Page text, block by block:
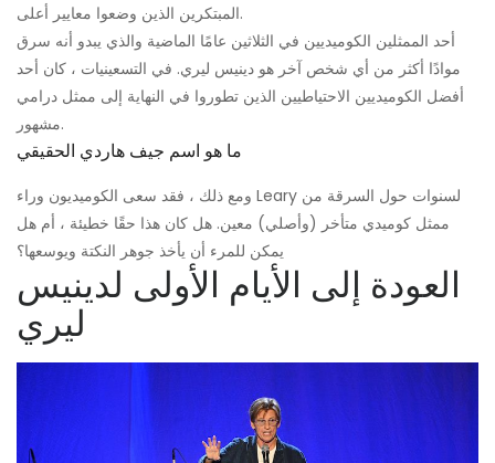
المبتكرين الذين وضعوا معايير أعلى.
أحد الممثلين الكوميديين في الثلاثين عامًا الماضية والذي يبدو أنه سرق
موادًا أكثر من أي شخص آخر هو دينيس ليري. في التسعينيات ، كان أحد
أفضل الكوميديين الاحتياطيين الذين تطوروا في النهاية إلى ممثل درامي
مشهور.
ما هو اسم جيف هاردي الحقيقي
ومع ذلك ، فقد سعى الكوميديون وراء Leary لسنوات حول السرقة من
ممثل كوميدي متأخر (وأصلي) معين. هل كان هذا حقًا خطيئة ، أم هل
يمكن للمرء أن يأخذ جوهر النكتة ويوسعها؟
العودة إلى الأيام الأولى لدينيس
ليري